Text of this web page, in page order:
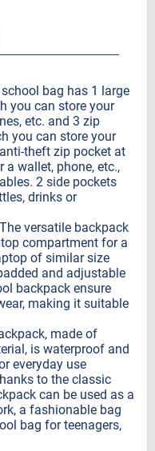
bag has 1 large
you can store your
etc. and 3 zip
you can store your
theft zip pocket at
a wallet, phone, etc.,
2 side pockets
drinks or
versatile backpack
compartment for a
of similar size
and adjustable
backpack ensure
making it suitable
made of
is waterproof and
everyday use
to the classic
can be used as a
a fashionable bag
bag for teenagers,